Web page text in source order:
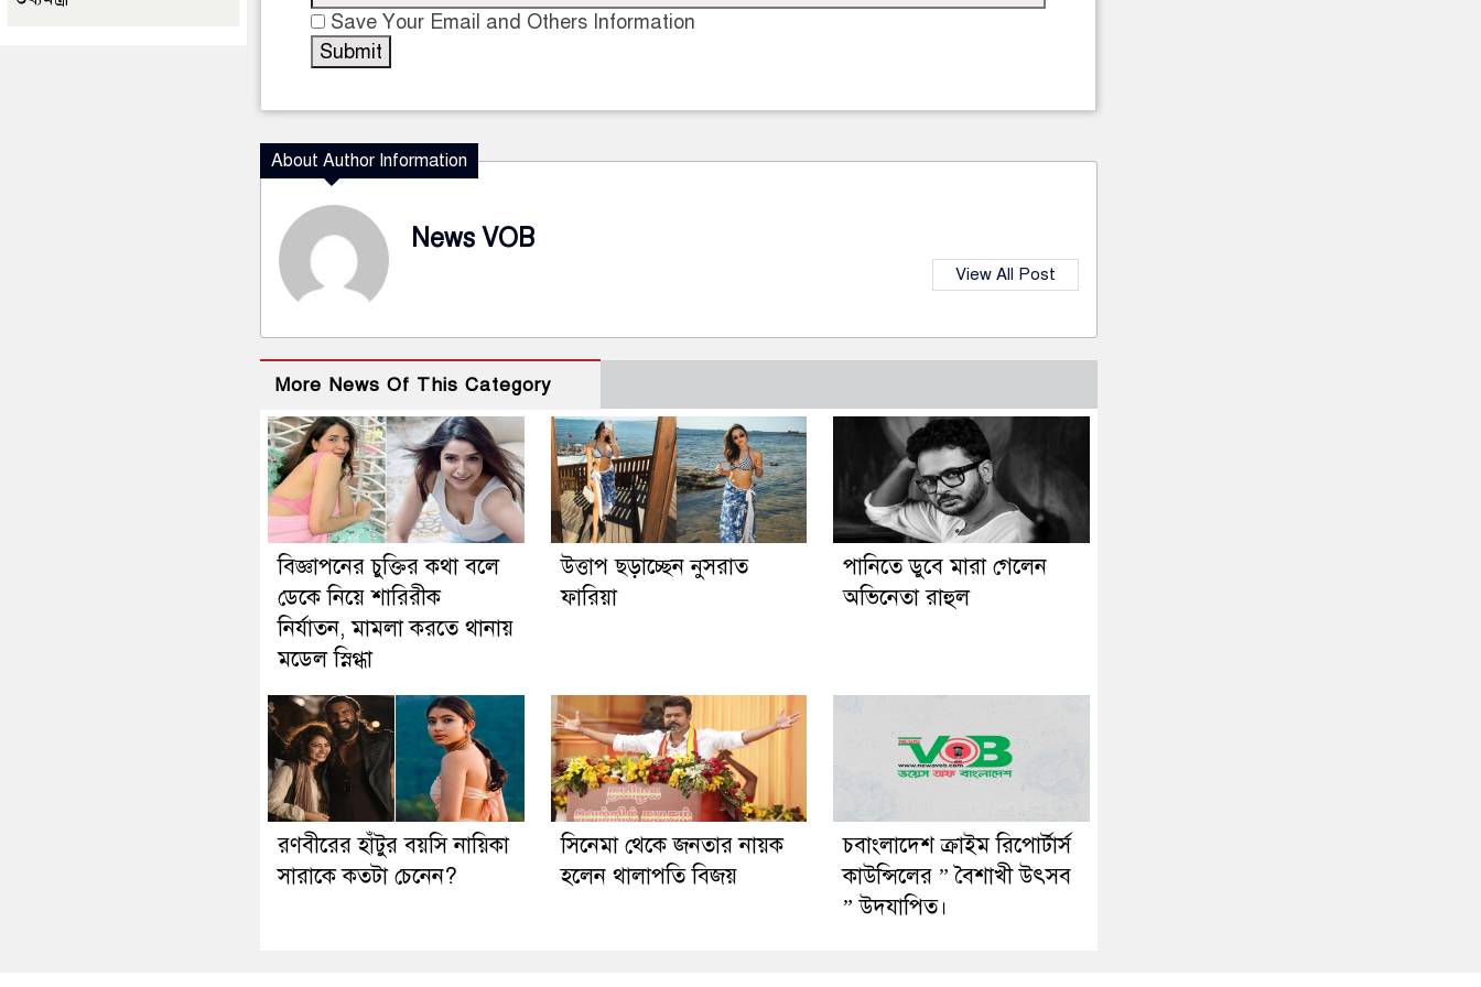
Save Your Email and Others Information
About Author Information
News VOB
View All Post
More News Of This Category
বিজ্ঞাপনের চুক্তির কথা বলে
ডেকে নিয়ে শারিরীক
নির্যাতন, মামলা করতে থানায়
মডেল স্নিগ্ধা
উত্তাপ ছড়াচ্ছেন নুসরাত
ফারিয়া
পানিতে ডুবে মারা গেলেন
অভিনেতা রাহুল
রণবীরের হাঁটুর বয়সি নায়িকা
সারাকে কতটা চেনেন?
সিনেমা থেকে জনতার নায়ক
হলেন থালাপতি বিজয়
চবাংলাদেশ ক্রাইম রিপোর্টার্স
কাউন্সিলের ” বৈশাখী উৎসব
” উদযাপিত।